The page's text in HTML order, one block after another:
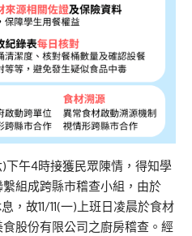
下午4時接獲民眾陳情，得知學
組成跨縣市稽查小組，由於
，故11/11(一)上班日凌晨於食材
股份有限公司之廚房稽查。經